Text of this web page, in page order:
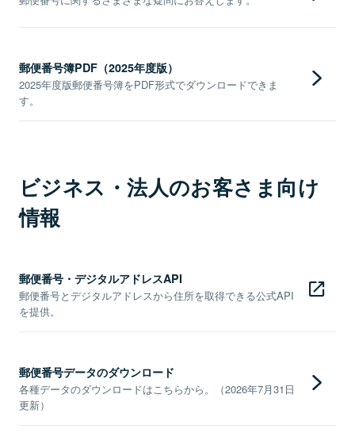
郵便番号簿PDF（2025年度版）
2025年度版郵便番号簿をPDF形式でダウンロードできま
す。
ビジネス・法人のお客さま向け
情報
郵便番号・デジタルアドレスAPI
郵便番号とデジタルアドレスから住所を取得できる公式API
を提供。
郵便番号データのダウンロード
各種データのダウンロードはこちらから。（2026年7月31日
更新）